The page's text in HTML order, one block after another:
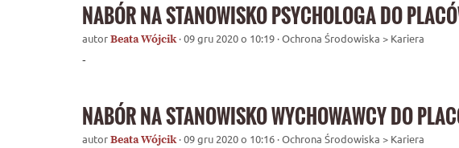
NABÓR NA STANOWISKO PSYCHOLOGA DO
autorBeata Wójcik· 09 gru 2020 o 10:19 · Ochrona Środowiska > Kariera
-
NABÓR NA STANOWISKO WYCHOWAWCY DO
autorBeata Wójcik· 09 gru 2020 o 10:16 · Ochrona Środowiska > Kariera